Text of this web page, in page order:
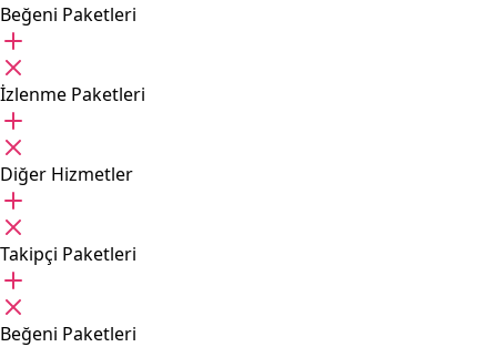
Beğeni Paketleri
İzlenme Paketleri
Diğer Hizmetler
Takipçi Paketleri
Beğeni Paketleri